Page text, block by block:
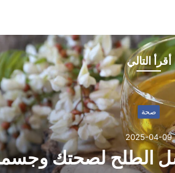
أقرأ التالي
صحة
2025-04-09
الطلح لصحتك